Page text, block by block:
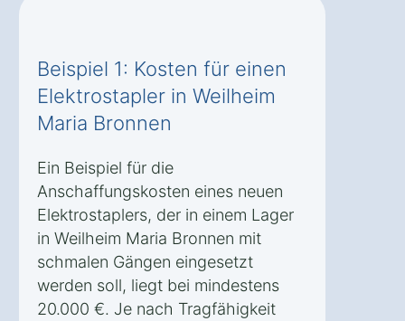
Beispiel 1: Kosten für einen
Elektrostapler in Weilheim
Maria Bronnen
Ein Beispiel für die
Anschaffungskosten eines neuen
Elektrostaplers, der in einem Lager
in Weilheim Maria Bronnen mit
schmalen Gängen eingesetzt
werden soll, liegt bei mindestens
20.000 €. Je nach Tragfähigkeit